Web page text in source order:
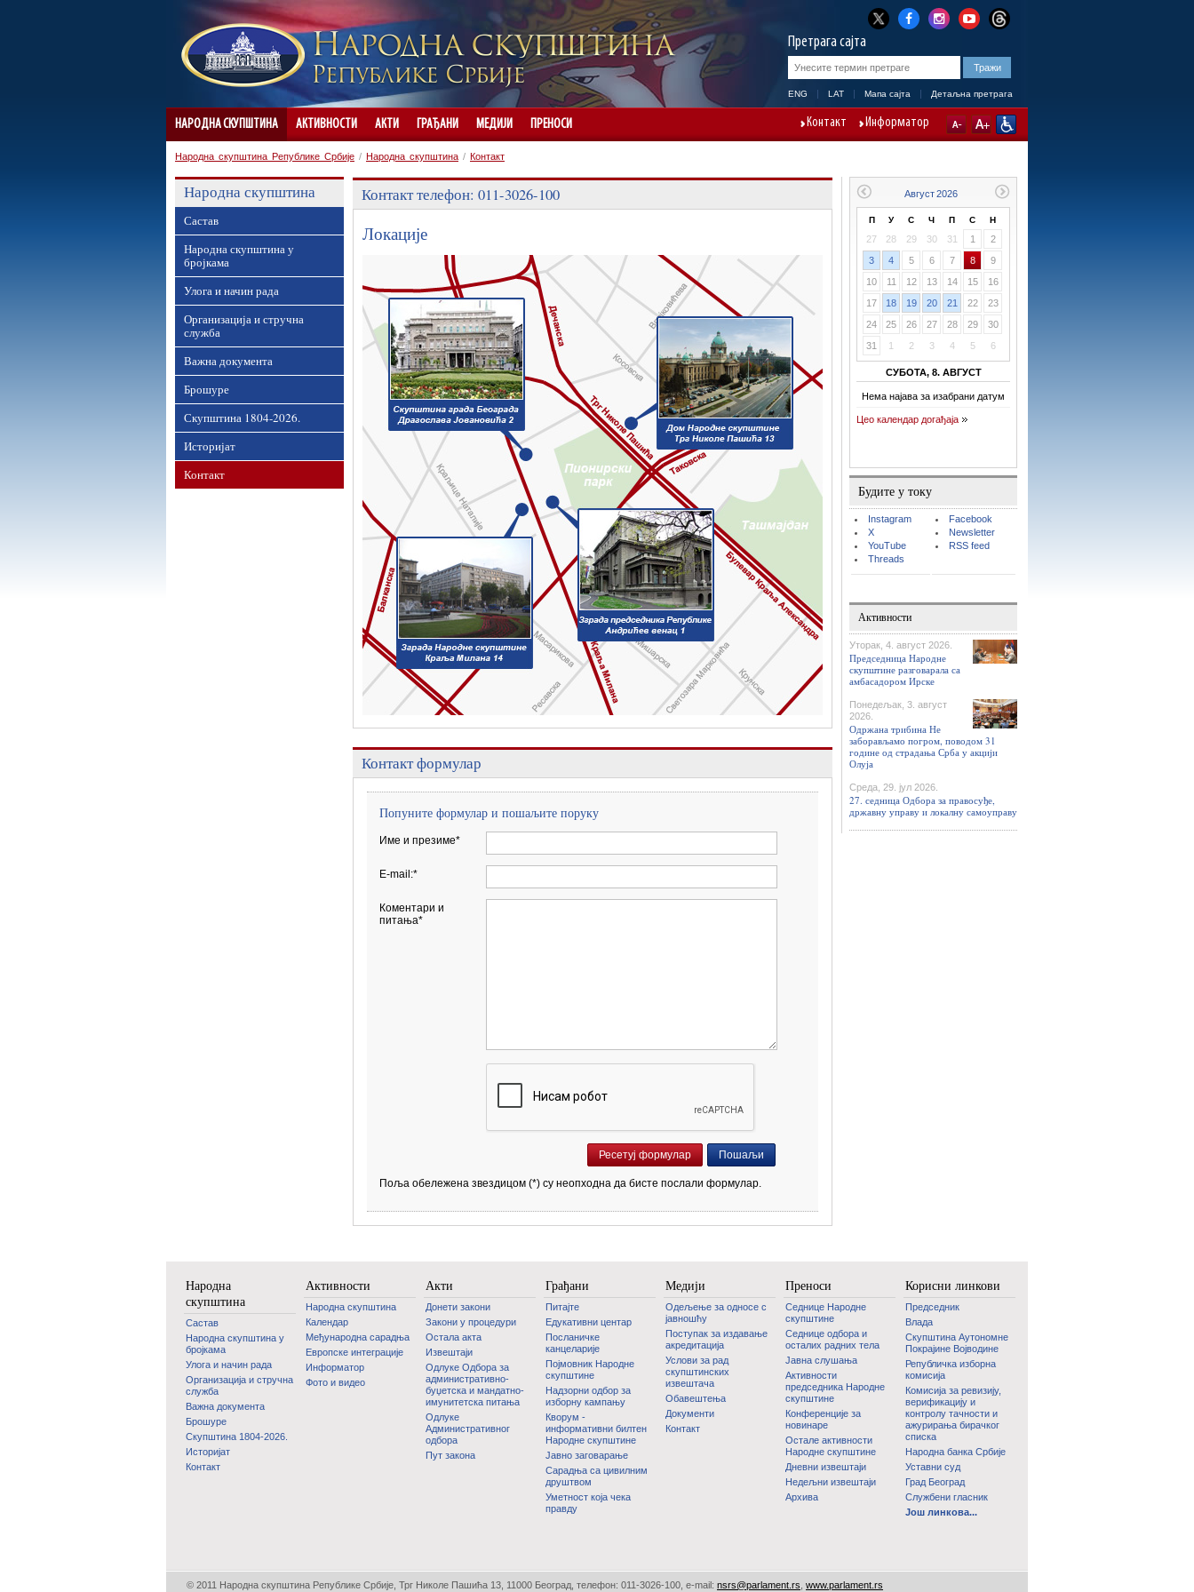
Претрага сајта
ENG LAT Мапа сајта Детаљна претрага
НАРОДНА СКУПШТИНА АКТИВНОСТИ АКТИ ГРАЂАНИ МЕДИЈИ ПРЕНОСИ Контакт Информатор
Народна скупштина Републике Србије / Народна скупштина / Контакт
Народна скупштина
Састав
Народна скупштина у
бројкама
Улога и начин рада
Организација и стручна
служба
Важна документа
Брошуре
Скупштина 1804-2026.
Историјат
Контакт
Контакт телефон: 011-3026-100
Локације
Контакт формулар
Попуните формулар и пошаљите поруку
Име и презиме*
E-mail:*
Коментари и
питања*
Поља обележена звездицом (*) су неопходна да бисте послали формулар.
П У С Ч П С Н
27 28 29 30 31 1
2
3
4 5 6 7 8
9
10
11 12 13 14 15
16
17
18 19 20 21 22
23
24
25 26 27 28 29
30
31
1 2 3 4 5 6
СУБОТА, 8. АВГУСТ
Нема најава за изабрани датум
Цео календар догађаја
Будите у току
Instagram
X
YouTube
Threads
Facebook
Newsletter
RSS feed
Активности
Уторак, 4. август 2026.
Председница Народне
скупштине разговарала са
амбасадором Ирске
Понедељак, 3. август
2026.
Одржана трибина Не
заборављамо погром, поводом 31
године од страдања Срба у акцији
Олуја
Среда, 29. јул 2026.
27. седница Одбора за правосуђе,
државну управу и локалну самоуправу
Народна
скупштина
Састав
Народна скупштина у
бројкама
Улога и начин рада
Организација и стручна
служба
Важна документа
Брошуре
Скупштина 1804-2026.
Историјат
Контакт
Активности
Народна скупштина
Календар
Међународна сарадња
Европске интеграције
Информатор
Фото и видео
Акти
Донети закони
Закони у процедури
Остала акта
Извештаји
Одлуке Одбора за
административно-
буџетска и мандатно-
имунитетска питања
Одлуке
Административног
одбора
Пут закона
Грађани
Питајте
Едукативни центар
Посланичке
канцеларије
Појмовник Народне
скупштине
Надзорни одбор за
изборну кампању
Кворум -
информативни билтен
Народне скупштине
Јавно заговарање
Сарадња са цивилним
друштвом
Уметност која чека
правду
Медији
Одељење за односе с
јавношћу
Поступак за издавање
акредитација
Услови за рад
скупштинских
извештача
Обавештења
Документи
Контакт
Преноси
Седнице Народне
скупштине
Седнице одбора и
осталих радних тела
Јавна слушања
Активности
председника Народне
скупштине
Конференције за
новинаре
Oстале активности
Народне скупштине
Дневни извештаји
Недељни извештаји
Архива
Корисни линкови
Председник
Влада
Скупштина Аутономне
Покрајине Војводине
Републичка изборна
комисија
Комисија за ревизију,
верификацију и
контролу тачности и
ажурирања бирачког
списка
Народна банка Србије
Уставни суд
Град Београд
Службени гласник
Још линкова...
© 2011 Народна скупштина Републике Србије, Трг Николе Пашића 13, 11000 Београд, телефон: 011-3026-100, е-mail: nsrs@parlament.rs www.parlament.rs